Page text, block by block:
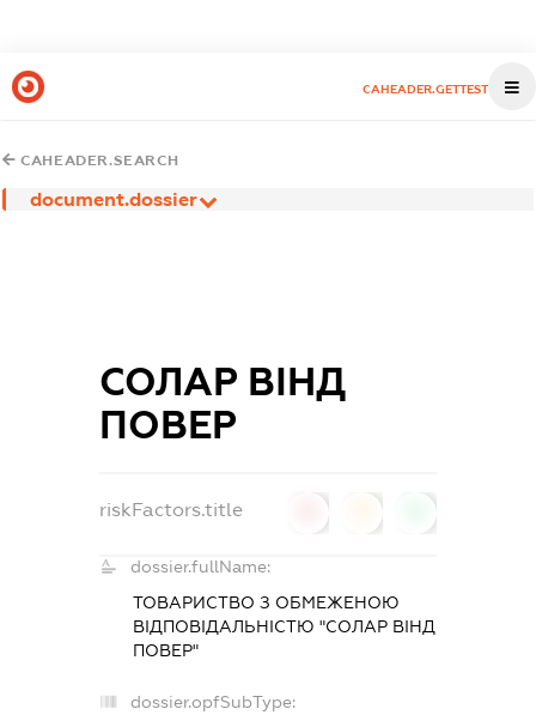
CAHEADER.GETTEST
CAHEADER.SEARCH
document.dossier
СОЛАР ВІНД
ПОВЕР
riskFactors.title
dossier.fullName:
ТОВАРИСТВО З ОБМЕЖЕНОЮ
ВІДПОВІДАЛЬНІСТЮ "СОЛАР ВІНД
ПОВЕР"
dossier.opfSubType: